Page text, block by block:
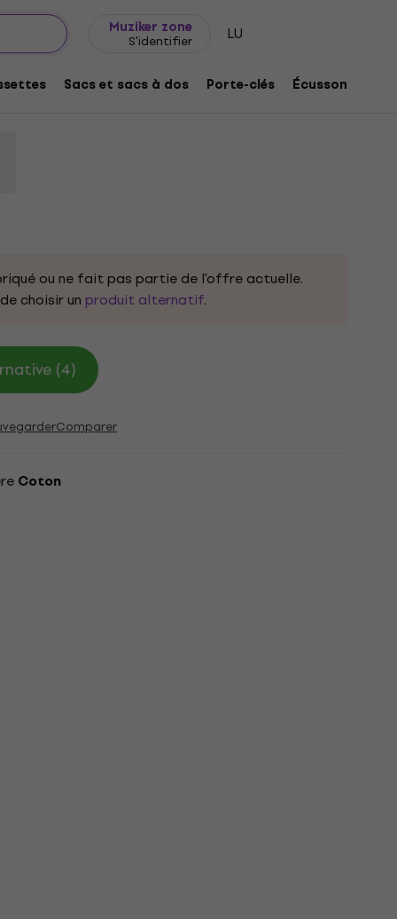
Muziker zone
S'identifier LU
Sacs et sacs à dos Porte-clés Écussons/
Die Grey L T-shirt
ou ne fait pas partie de l'offre actuelle.
choisir un produit alternatif.
(4)
Comparer
Coton